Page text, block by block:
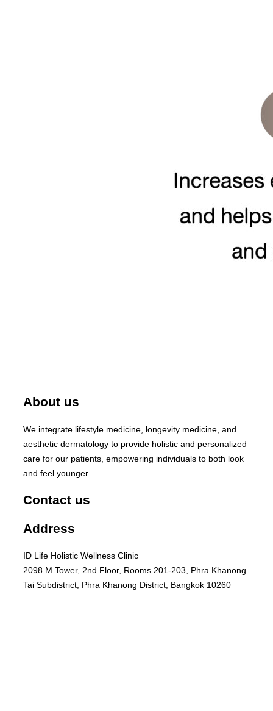
About us
We integrate lifestyle medicine, longevity medicine, and
aesthetic dermatology to provide holistic and personalized
care for our patients, empowering individuals to both look
and feel younger.
Contact us
Address
ID Life Holistic Wellness Clinic
2098 M Tower, 2nd Floor, Rooms 201-203, Phra Khanong
Tai Subdistrict, Phra Khanong District, Bangkok 10260